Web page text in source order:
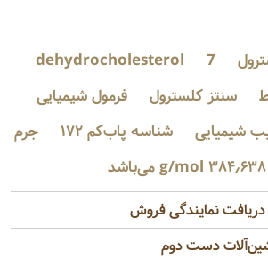
7
dehydrocholesterol
سنتز کلسترول
فرمول شیمیایی
شناسه پاب‌کم ۱۷۲
جرم
۳۸۴٫۶۳۸ g/mol می‌باشد
نمایندگی فروش
دست دوم